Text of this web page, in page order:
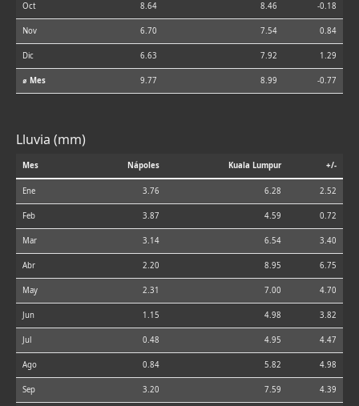
Oct 8.64 8.46 -0.18
Nov 6.70 7.54 0.84
Dic 6.63 7.92 1.29
⌀ Mes 9.77 8.99 -0.77
Lluvia (mm)
Mes Nápoles Kuala Lumpur +/-
Ene 3.76 6.28 2.52
Feb 3.87 4.59 0.72
Mar 3.14 6.54 3.40
Abr 2.20 8.95 6.75
May 2.31 7.00 4.70
Jun 1.15 4.98 3.82
Jul 0.48 4.95 4.47
Ago 0.84 5.82 4.98
Sep 3.20 7.59 4.39